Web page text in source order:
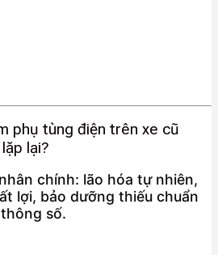
phụ tùng điện trên xe cũ
lại?
chính: lão hóa tự nhiên,
lợi, bảo dưỡng thiếu chuẩn
số.